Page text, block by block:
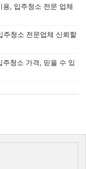
, 입주청소 전문 업체
주청소 전문업체 신뢰할
청소 가격, 믿을 수 있